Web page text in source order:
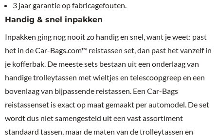
3 jaar garantie op fabricagefouten.
Handig & snel inpakken
Inpakken ging nog nooit zo handig en snel, want je weet: past
het in de Car-Bags.com™ reistassen set, dan past het vanzelf in
je kofferbak. De meeste sets bestaan uit een onderlaag van
handige trolleytassen met wieltjes en telescoopgreep en een
bovenlaag van bijpassende reistassen. Een Car-Bags
reistassenset is exact op maat gemaakt per automodel. De set
wordt dus niet samengesteld uit een vast assortiment
standaard tassen, maar de maten van de trolleytassen en